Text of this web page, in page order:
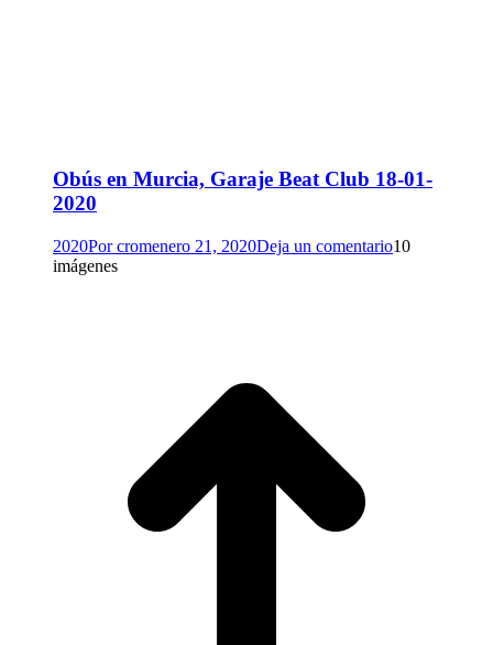
Obús en Murcia, Garaje Beat Club 18-01-
2020
2020Porcromenero 21, 2020Deja un comentario10
imágenes